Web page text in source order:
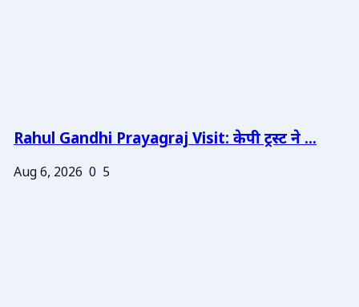
Rahul Gandhi Prayagraj Visit: केपी ट्रस्ट ने ...
Aug 6, 2026 0 5